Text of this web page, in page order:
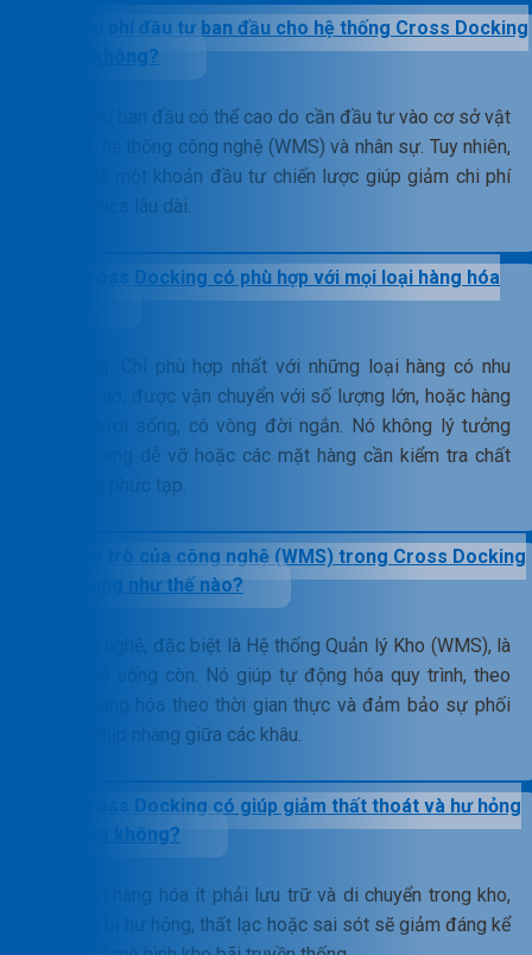
Chi phí đầu tư ban đầu cho hệ thống Cross Docking
có cao không?
Chi phí ban đầu có thể cao do cần đầu tư vào cơ sở vật
chất, hệ thống công nghệ (WMS) và nhân sự. Tuy nhiên,
đây là một khoản đầu tư chiến lược giúp giảm chi phí
logistics lâu dài.
Cross Docking có phù hợp với mọi loại hàng hóa
Không. Chỉ phù hợp nhất với những loại hàng có nhu
cầu cao, được vận chuyển với số lượng lớn, hoặc hàng
hóa tươi sống, có vòng đời ngắn. Nó không lý tưởng
cho hàng dễ vỡ hoặc các mặt hàng cần kiểm tra chất
lượng phức tạp.
Vai trò của công nghệ (WMS) trong Cross Docking
quan trọng như thế nào?
Công nghệ, đặc biệt là Hệ thống Quản lý Kho (WMS), là
yếu tố sống còn. Nó giúp tự động hóa quy trình, theo
dõi hàng hóa theo thời gian thực và đảm bảo sự phối
hợp nhịp nhàng giữa các khâu.
Cross Docking có giúp giảm thất thoát và hư hỏng
hàng hóa không?
Có. Vì hàng hóa ít phải lưu trữ và di chuyển trong kho,
rủi ro bị hư hỏng, thất lạc hoặc sai sót sẽ giảm đáng kể